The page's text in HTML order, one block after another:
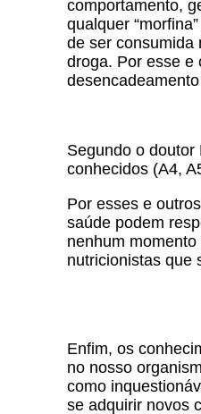
comportamento,
qualquer
de ser consumida
droga. Por esse e
Segundo o
conhecidos (A4,
Por esses e
saúde podem
nenhum
nutricionistas que
Enfim, os
no nosso
como
se adquirir novos